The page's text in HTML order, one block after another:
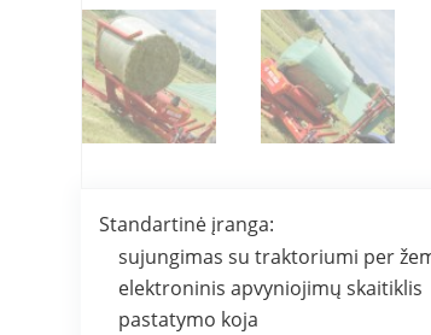
Standartinė įranga:
sujungimas su traktoriumi per
elektroninis apvyniojimų skaitiklis
pastatymo koja